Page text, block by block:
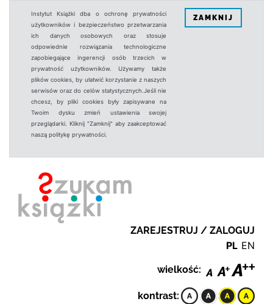
Instytut Książki dba o ochronę prywatności
użytkowników i bezpieczeństwo przetwarzania
ich danych osobowych oraz stosuje
odpowiednie rozwiązania technologiczne
zapobiegające ingerencji osób trzecich w
prywatność użytkowników. Używamy także
plików cookies, by ułatwić korzystanie z naszych
serwisów oraz do celów statystycznych.Jeśli nie
chcesz, by pliki cookies były zapisywane na
Twoim dysku zmień ustawienia swojej
przeglądarki. Kliknij "Zamknij" aby zaakceptować
naszą politykę prywatności.
ZAMKNIJ
ZAREJESTRUJ / ZALOGUJ
PL EN
wielkość:
kontrast: